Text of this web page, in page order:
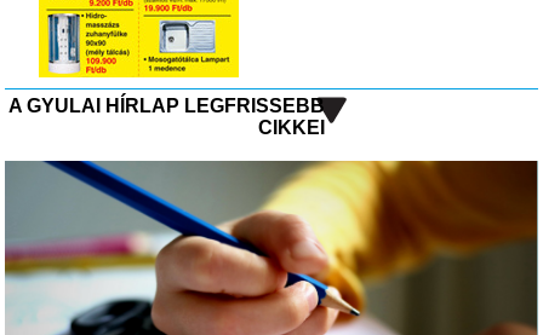
A GYULAI HÍRLAP LEGFRISSEBB
CIKKEI